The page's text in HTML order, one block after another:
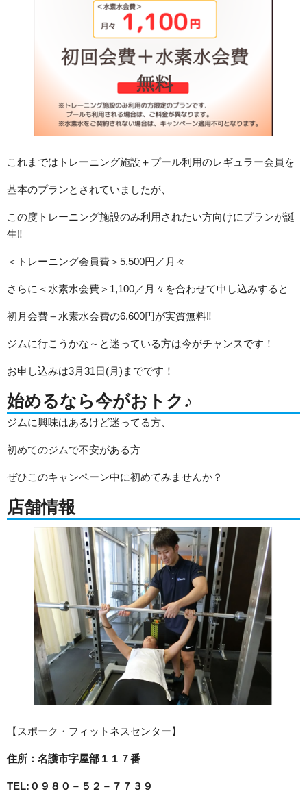
これまではトレーニング施設＋プール利用のレギュラー会員を
基本のプランとされていましたが、
この度トレーニング施設のみ利用されたい方向けにプランが誕
生‼
＜トレーニング会員費＞5,500円／月々
さらに＜水素水会費＞1,100／月々を合わせて申し込みすると
初月会費＋水素水会費の6,600円が実質無料‼
ジムに行こうかな～と迷っている方は今がチャンスです！
お申し込みは3月31日(月)までです！
始めるなら今がおトク♪
ジムに興味はあるけど迷ってる方、
初めてのジムで不安がある方
ぜひこのキャンペーン中に初めてみませんか？
店舗情報
【スポーク・フィットネスセンター】
住所：名護市字屋部１１７番
TEL:０９８０－５２－７７３９